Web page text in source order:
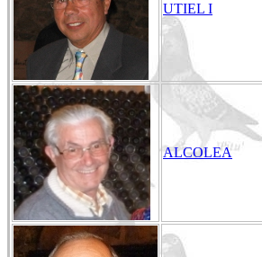
UTIEL I
ALCOLEA